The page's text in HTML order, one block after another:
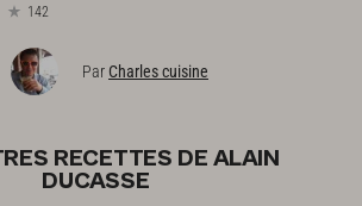
142
Par Charles cuisine
RECETTES DE ALAIN
DUCASSE